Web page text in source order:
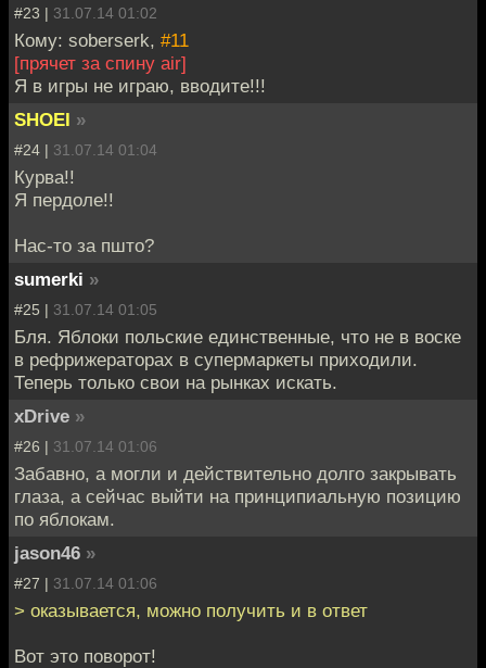
#23 | 31.07.14 01:02
Кому: soberserk, #11
[прячет за спину air]
Я в игры не играю, вводите!!!
SHOEI »
#24 | 31.07.14 01:04
Курва!!
Я пердоле!!
Нас-то за пшто?
sumerki »
#25 | 31.07.14 01:05
Бля. Яблоки польские единственные, что не в воске
в рефрижераторах в супермаркеты приходили.
Теперь только свои на рынках искать.
xDrive »
#26 | 31.07.14 01:06
Забавно, а могли и действительно долго закрывать
глаза, а сейчас выйти на принципиальную позицию
по яблокам.
jason46 »
#27 | 31.07.14 01:06
> оказывается, можно получить и в ответ
Вот это поворот!